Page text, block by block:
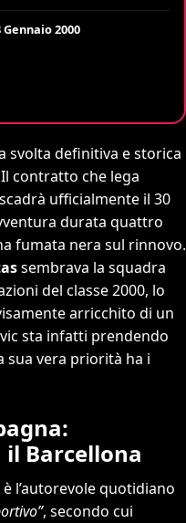
Gennaio 2000
svolta definitiva e storica
contratto che lega
scadrà ufficialmente il 30
durata quattro
fumata nera sul rinnovo.
sembrava la squadra
del classe 2000, lo
arricchito di un
sta infatti prendendo
sua vera priorità ha i
Barcellona
l’autorevole quotidiano
, secondo cui